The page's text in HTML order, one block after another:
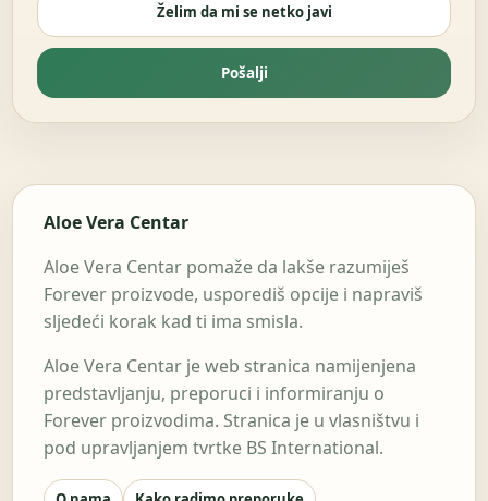
Želim da mi se netko javi
Pošalji
Aloe Vera Centar
Aloe Vera Centar pomaže da lakše razumiješ
Forever proizvode, usporediš opcije i napraviš
sljedeći korak kad ti ima smisla.
Aloe Vera Centar je web stranica namijenjena
predstavljanju, preporuci i informiranju o
Forever proizvodima. Stranica je u vlasništvu i
pod upravljanjem tvrtke BS International.